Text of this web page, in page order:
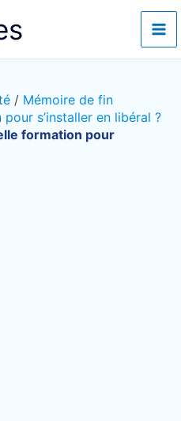
/ Mémoire de fin
s’installer en libéral ?
formation pour